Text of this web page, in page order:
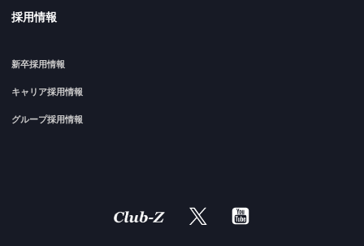
採用情報
新卒採用情報
キャリア採用情報
グループ採用情報